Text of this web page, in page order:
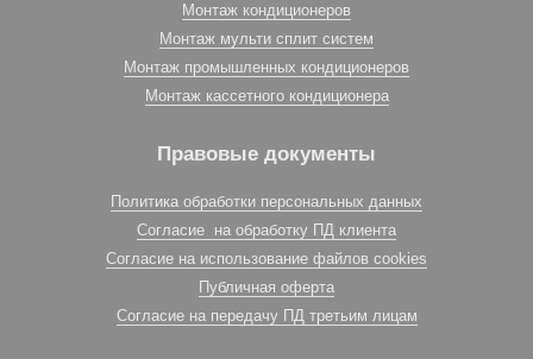
Монтаж кондиционеров
Монтаж мульти сплит систем
Монтаж промышленных кондиционеров
Монтаж кассетного кондиционера
Правовые документы
Политика обработки персональных данных
Согласие на обработку ПД клиента
Согласие на использование файлов cookies
Публичная оферта
Согласие на передачу ПД третьим лицам